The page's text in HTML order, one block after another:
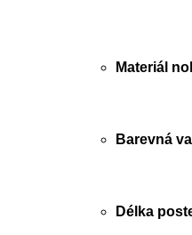
Materiál
Barevná
Délka